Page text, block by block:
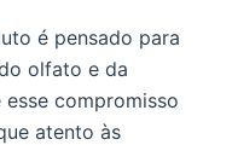
é pensado para
olfato e da
compromisso
atento às